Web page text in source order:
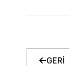
GERİ